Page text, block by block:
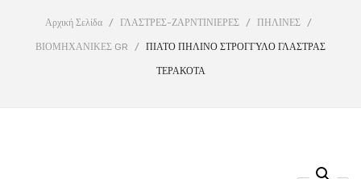
ΣΧΕΤΙΚΆ ΜΕ ΕΜΆΣ
ΕΠΙΚΟΙΝΩΝΊΑ
Αρχική Σελίδα / ΓΛΑΣΤΡΕΣ-ΖΑΡΝΤΙΝΙΕΡΕΣ / ΠΗΛΙΝΕΣ /
ΒΙΟΜΗΧΑΝΙΚΕΣ GR / ΠΙΑΤΟ ΠΗΛΙΝΟ ΣΤΡΟΓΓΥΛΟ ΓΛΑΣΤΡΑΣ
ΤΕΡΑΚΟΤΑ